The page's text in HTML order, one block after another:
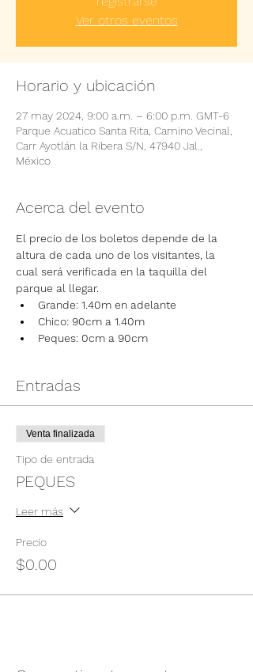
Ver otros eventos
Horario y ubicación
27 may 2024, 9:00 a.m. – 6:00 p.m. GMT-6
Parque Acuatico Santa Rita, Camino Vecinal,
Carr Ayotlán la Ribera S/N, 47940 Jal.,
México
Acerca del evento
El precio de los boletos depende de la
altura de cada uno de los visitantes, la
cual será verificada en la taquilla del
parque al llegar.
Grande: 1.40m en adelante
Chico: 90cm a 1.40m
Peques: 0cm a 90cm
Entradas
Venta finalizada
Tipo de entrada
PEQUES
Leer más
Precio
$0.00